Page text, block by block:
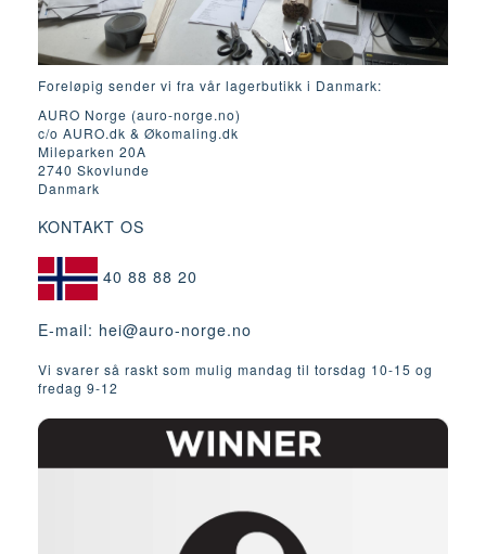
Foreløpig sender vi fra vår lagerbutikk i Danmark:
AURO Norge (auro-norge.no)
c/o AURO.dk & Økomaling.dk
Mileparken 20A
2740 Skovlunde
Danmark
KONTAKT OS
40 88 88 20
E-mail: hei@auro-norge.no
Vi svarer så raskt som mulig mandag til torsdag 10-15 og
fredag ​​9-12